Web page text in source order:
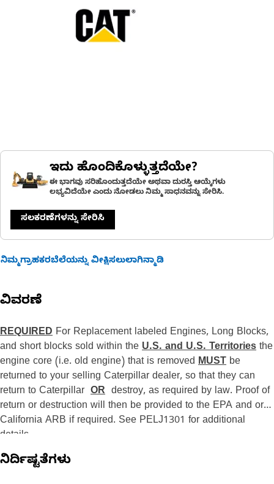
ಇದು ಹೊಂದಿಕೊಳ್ಳುತ್ತದೆಯೇ?
ಈ ಭಾಗವು ಸರಿಹೊಂದುತ್ತದೆಯೇ ಅಥವಾ ದುರಸ್ತಿ ಆಯ್ಕೆಗಳು
ಲಭ್ಯವಿದೆಯೇ ಎಂದು ನೋಡಲು ನಿಮ್ಮ ಸಾಧನವನ್ನು ಸೇರಿಸಿ.
ಸಲಕರಣೆಗಳನ್ನು ಸೇರಿಸಿ
ನಿಮ್ಮಗ್ರಾಹಕರಬೆಲೆಯನ್ನು ವೀಕ್ಷಿಸಲುಲಾಗಿನ್ಮಾಡಿ
ವಿವರಣೆ
REQUIRED For Replacement labeled Engines, Long Blocks,
and short blocks sold within the U.S. and U.S. Territories the
engine core (i.e. old engine) that is removed MUST be
returned to your selling Caterpillar dealer, so that they can
return to Caterpillar OR destroy, as required by law. Proof of
return or destruction will then be provided to the EPA and or
California ARB if required. See PELJ1301 for additional
details.
ನಿರ್ದಿಷ್ಟತೆಗಳು